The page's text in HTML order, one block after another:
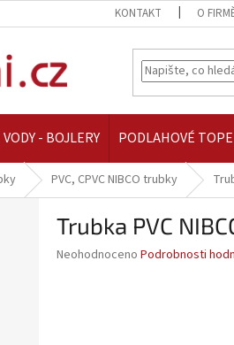
KONTAKT O
- BOJLERY PODLAHOVÉ
PVC, CPVC NIBCO trubky
Trubka PVC
Průměrné
Neohodnoceno Podrobnosti